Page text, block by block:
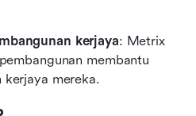
kerjaya: Metrix
membantu
kerjaya mereka.